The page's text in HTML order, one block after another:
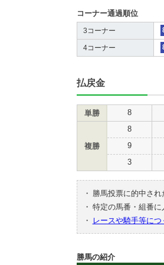
コーナー通過順位
3コーナー
4コーナー
払戻金
単勝 8
複勝
8
9
3
・
勝馬投票に的中さ
・ 特定の馬番・組番に
・
レースや騎手等につ
勝馬の紹介